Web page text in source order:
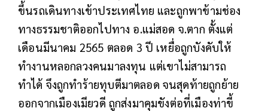
ขึ้นรถเดินทางเข้าประเทศไทย และถูกพาข้ามช่อง
ทางธรรมชาติออกไปทาง อ.แม่สอด จ.ตาก ตั้งแต่
เดือนมีนาคม 2565 ตลอด 3 ปี เหยื่อถูกบังคับให้
ทำงานหลอกลวงคนมาลงทุน แต่เขาไม่สามารถ
ทำได้ จึงถูกทำร้ายทุบตีมาตลอด จนสุดท้ายถูกย้าย
ออกจากเมืองเมียวดี ถูกส่งมาคุมขังต่อที่เมืองท่าขี้